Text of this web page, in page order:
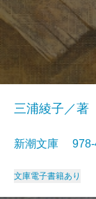
三浦綾子／著
新潮文庫
文庫電子書籍あり